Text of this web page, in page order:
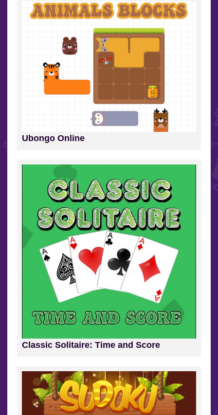
Ubongo Online
Classic Solitaire: Time and Score